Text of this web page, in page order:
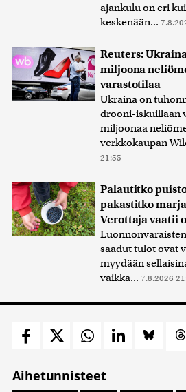
ajankulu on eri
keskenään...
Reuters:
miljoona
varastotilaa
Ukraina on
drooni-iskuillaan
miljoonaa
verkkokaupan
21:55
Palautitko
pakastitko
Verottaja vaatii
saadut tulot ovat
myydään
vaikka... 7.8.2026
Aihetunnisteet